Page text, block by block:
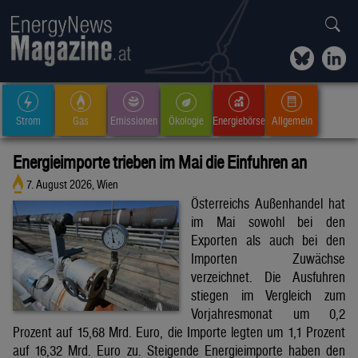
Strom Gas Emissionen Ökologie Energiebörse Allgemein
Energieimporte trieben im Mai die Einfuhren an
7. August 2026, Wien
Österreichs Außenhandel hat
im Mai sowohl bei den
Exporten als auch bei den
Importen Zuwächse
verzeichnet. Die Ausfuhren
stiegen im Vergleich zum
Vorjahresmonat um 0,2
Prozent auf 15,68 Mrd. Euro, die Importe legten um 1,1 Prozent
auf 16,32 Mrd. Euro zu. Steigende Energieimporte haben den